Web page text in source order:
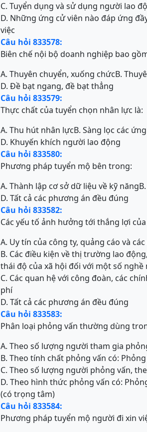
C. Tuyển dụng và sử dụng người lao
D. Những ứng cử viên nào đáp ứng
việc
Câu hỏi 833578:
Biên chế nội bộ doanh nghiệp bao
A. Thuyên chuyển, xuống chứcB.
D. Đề bạt ngang, đề bạt thẳng
Câu hỏi 833579:
Thực chất của tuyển chọn nhân lực là:
A. Thu hút nhân lựcB. Sàng lọc các
D. Khuyến khích người lao động
Câu hỏi 833580:
Phương pháp tuyển mộ bên trong:
A. Thành lập cơ sở dữ liệu về kỹ năng
D. Tất cả các phương án đều đúng
Câu hỏi 833582:
Các yếu tố ảnh hưởng tới thắng lợi
A. Uy tín của công ty, quảng cáo và
B. Các điều kiện về thị trường lao
thái độ của xã hội đối với một số nghề
C. Các quan hệ với công đoàn, các
phí
D. Tất cả các phương án đều đúng
Câu hỏi 833583:
Phân loại phỏng vấn thường dùng
A. Theo số lượng người tham gia
B. Theo tính chất phỏng vấn có:
C. Theo số lượng người phỏng vấn,
D. Theo hình thức phỏng vấn có:
(có trọng tâm)
Câu hỏi 833584:
Phương pháp tuyển mộ người đi xin